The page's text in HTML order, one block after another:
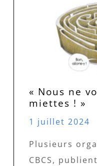
« Nous ne
miettes ! »
1 juillet 2024
Plusieurs
CBCS,